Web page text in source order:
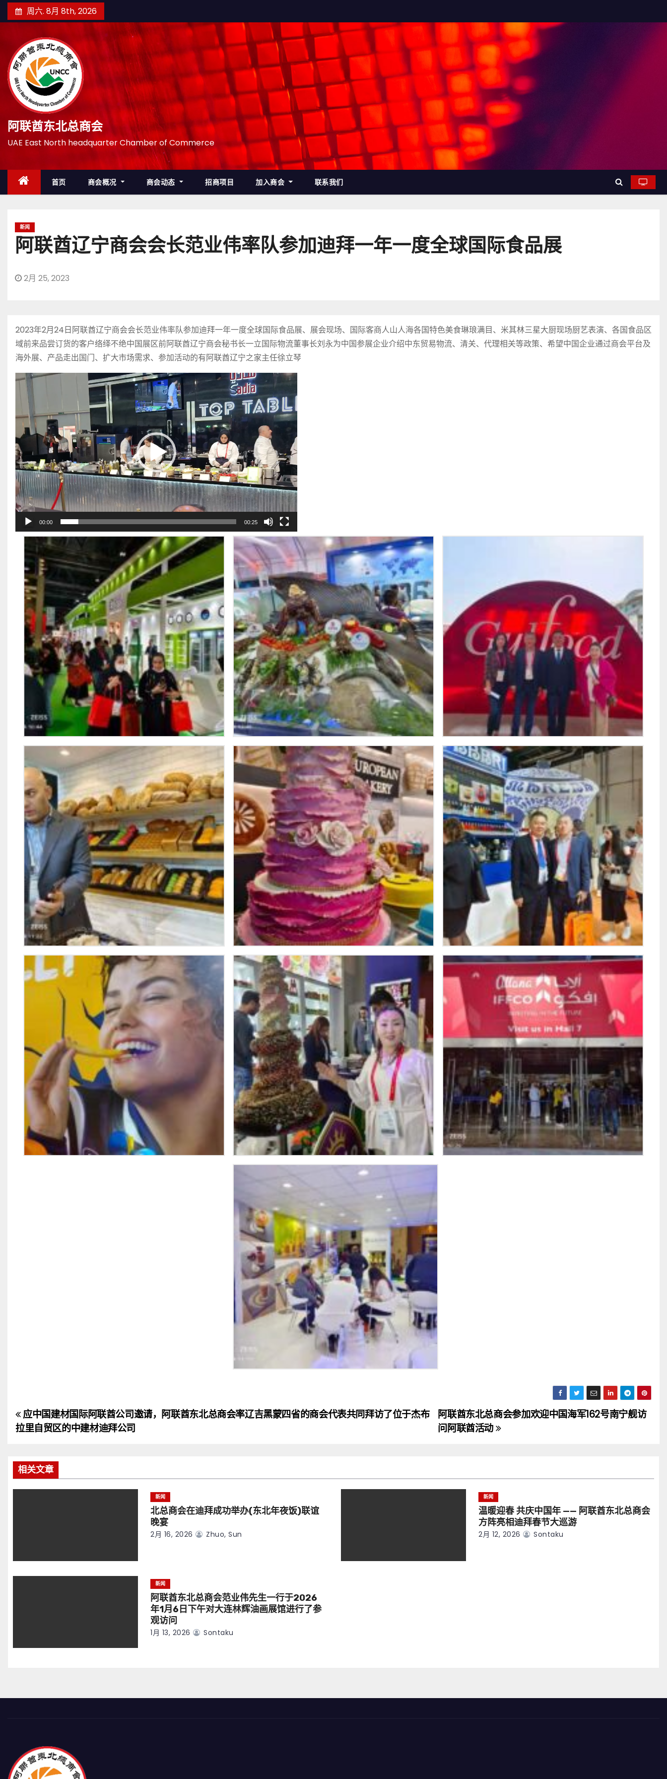
至
周六. 8月 8th, 2026
阿联酋东北总商会
UAE East North headquarter Chamber of Commerce
首页 商会概况 商会动态 招商项目 加入商会 联系我们
新闻
阿联酋辽宁商会会长范业伟率队参加迪拜一年一度全球国际食品展
2月 25, 2023
2023年2月24日阿联酋辽宁商会会长范业伟率队参加迪拜一年一度全球国际食品展、展会现场、国际客商人山人海各国特色美食琳琅满目、米其林三星大厨现场厨艺表演、各国食品区
域前来品尝订货的客户络绎不绝中国展区前阿联酋辽宁商会秘书长一立国际物流董事长刘永为中国参展企业介绍中东贸易物流、清关、代理相关等政策、希望中国企业通过商会平台及
海外展、产品走出国门、扩大市场需求、参加活动的有阿联酋辽宁之家主任徐立琴
视
放
器
00:00 00:25
文
章
导
航
阿联酋东北总商会参加欢迎中国海军162号南宁舰访
问阿联酋活动
应中国建材国际阿联酋公司邀请，阿联酋东北总商会率辽吉黑蒙四省的商会代表共同拜访了位于杰布
拉里自贸区的中建材迪拜公司
相关文章
新闻
北总商会在迪拜成功举办(东北年夜饭)联谊
晚宴
2月 16, 2026 Zhuo, Sun
新闻
温暖迎春 共庆中国年 —— 阿联酋东北总商会
方阵亮相迪拜春节大巡游
2月 12, 2026 Sontaku
新闻
阿联酋东北总商会范业伟先生一行于2026
年1月6日下午对大连林辉油画展馆进行了参
观访问
1月 13, 2026 Sontaku